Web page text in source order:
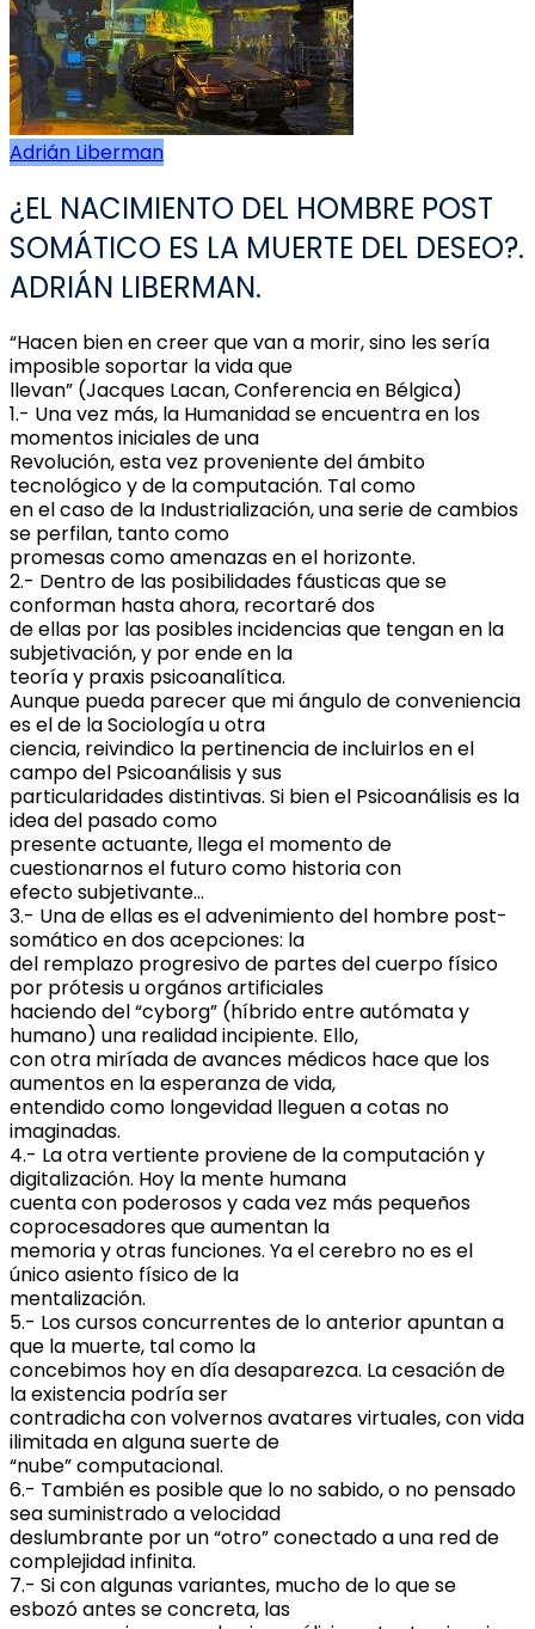
Adrián Liberman
¿EL​ ​NACIMIENTO​ ​DEL​ ​HOMBRE​ ​POST​ ​
SOMÁTICO​ ​ES​ ​LA​ ​MUERTE​ ​DEL​ ​DESEO?.
ADRIÁN LIBERMAN.
“Hacen bien en creer que van a morir, sino les sería
imposible soportar la vida que
llevan” (Jacques Lacan, Conferencia en Bélgica)
1.- Una vez más, la Humanidad se encuentra en los
momentos iniciales de una
Revolución, esta vez proveniente del ámbito
tecnológico y de la computación. Tal como
en el caso de la Industrialización, una serie de cambios
se perfilan, tanto como
promesas como amenazas en el horizonte.
2.- Dentro de las posibilidades fáusticas que se
conforman hasta ahora, recortaré dos
de ellas por las posibles incidencias que tengan en la
subjetivación, y por ende en la
teoría y praxis psicoanalítica.
Aunque pueda parecer que mi ángulo de conveniencia
es el de la Sociología u otra
ciencia, reivindico la pertinencia de incluirlos en el
campo del Psicoanálisis y sus
particularidades distintivas. Si bien el Psicoanálisis es la
idea del pasado como
presente actuante, llega el momento de
cuestionarnos el futuro como historia con
efecto subjetivante…
3.- Una de ellas es el advenimiento del hombre post-
somático en dos acepciones: la
del remplazo progresivo de partes del cuerpo físico
por prótesis u orgános artificiales
haciendo del “cyborg” (híbrido entre autómata y
humano) una realidad incipiente. Ello,
con otra miríada de avances médicos hace que los
aumentos en la esperanza de vida,
entendido como longevidad lleguen a cotas no
imaginadas.
4.- La otra vertiente proviene de la computación y
digitalización. Hoy la mente humana
cuenta con poderosos y cada vez más pequeños
coprocesadores que aumentan la
memoria y otras funciones. Ya el cerebro no es el
único asiento físico de la
mentalización.
5.- Los cursos concurrentes de lo anterior apuntan a
que la muerte, tal como la
concebimos hoy en día desaparezca. La cesación de
la existencia podría ser
contradicha con volvernos avatares virtuales, con vida
ilimitada en alguna suerte de
“nube” computacional.
6.- También es posible que lo no sabido, o no pensado
sea suministrado a velocidad
deslumbrante por un “otro” conectado a una red de
complejidad infinita.
7.- Si con algunas variantes, mucho de lo que se
esbozó antes se concreta, las